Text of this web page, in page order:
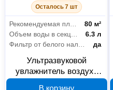
Осталось 7 шт
Рекомендуемая площадь
80 м²
Объем воды в секции
6.3 л
да
Ультразвуковой
увлажнитель воздуха